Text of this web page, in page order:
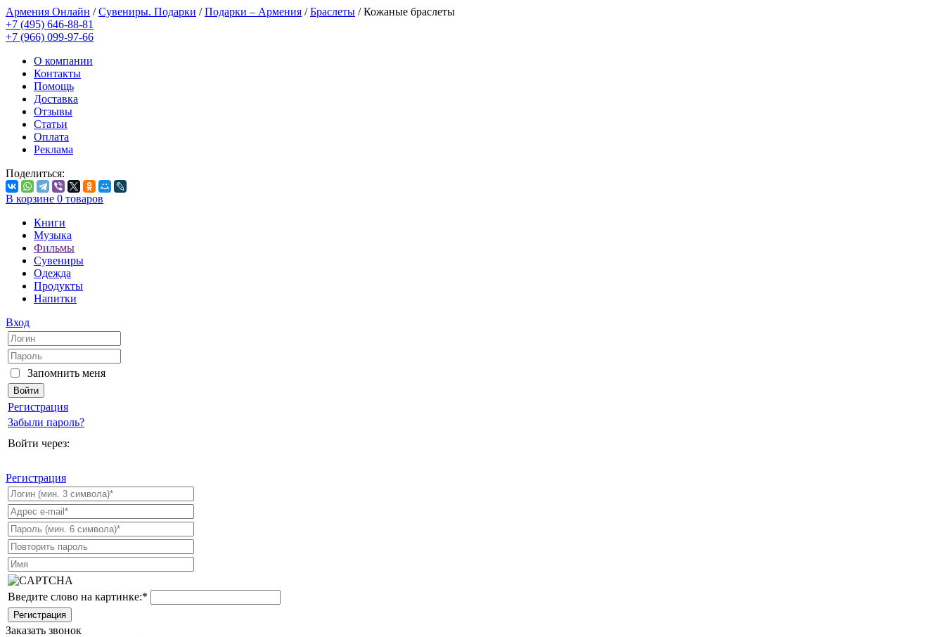
Армения Онлайн /Сувениры. Подарки /Подарки – Армения /Браслеты /Кожаные браслеты
+7 (495) 646-88-81
+7 (966) 099-97-66
О компании
Контакты
Помощь
Доставка
Отзывы
Статьи
Оплата
Реклама
Поделиться:
В корзине 0 товаров
Книги
Музыка
Фильмы
Сувениры
Одежда
Продукты
Напитки
Вход
Запомнить меня
Регистрация
Забыли пароль?
Войти через:
Регистрация
Введите слово на картинке:*
Заказать звонок